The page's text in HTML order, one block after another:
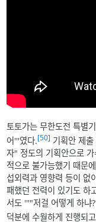
토토가는 무한도전 특별
어'''였다.[50] 기획안 제
자" 정도의 기획안으로
적으로 불가능했기 때문
섭외력과 영향력 등이 없
패했던 전력이 있기도 하
서도 '''"저걸 어떻게 하냐
덕분에 수월하게 진행되